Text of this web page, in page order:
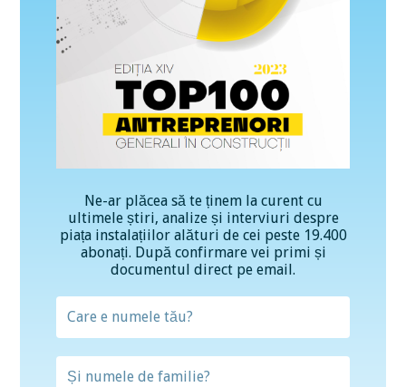
Ne-ar plăcea să te ținem la curent cu
ultimele știri, analize și interviuri despre
piața instalațiilor alături de cei peste 19.400
abonați. După confirmare vei primi și
documentul direct pe email.